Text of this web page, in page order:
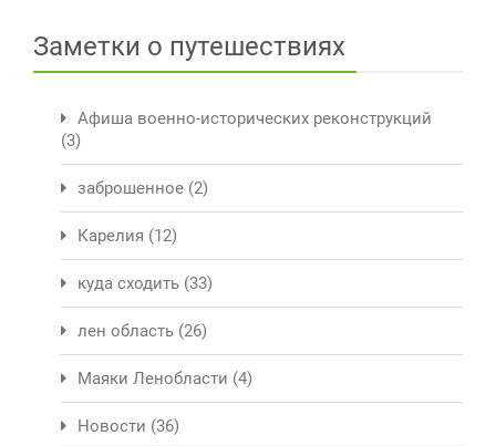
Заметки о путешествиях
Афиша военно-исторических реконструкций
(3)
заброшенное (2)
Карелия (12)
куда сходить (33)
лен область (26)
Маяки Ленобласти (4)
Новости (36)